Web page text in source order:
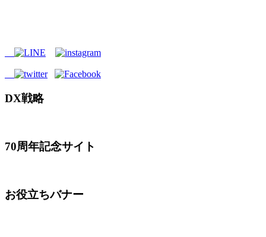
DX戦略
70周年記念サイト
お役立ちバナー